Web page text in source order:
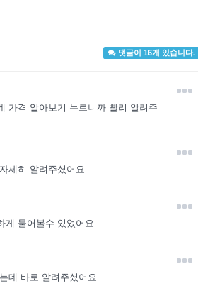
댓글이 16개 있습니다.
가격 알아보기 누르니까 빨리 알려주
세히 알려주셨어요.
게 물어볼수 있었어요.
데 바로 알려주셨어요.